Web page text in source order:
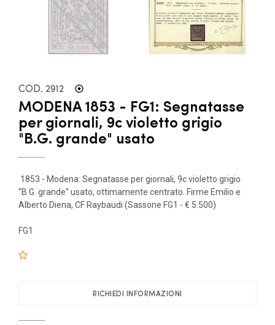
COD. 2912
MODENA 1853 - FG1: Segnatasse
per giornali, 9c violetto grigio
"B.G. grande" usato
1853 - Modena: Segnatasse per giornali, 9c violetto grigio
"B.G. grande" usato, ottimamente centrato. Firme Emilio e
Alberto Diena, CF Raybaudi (Sassone FG1 - € 5.500)
FG1
RICHIEDI INFORMAZIONI